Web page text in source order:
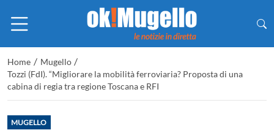
Home / Mugello /
Tozzi (FdI). “Migliorare la mobilità ferroviaria? Proposta di una
cabina di regia tra regione Toscana e RFI
MUGELLO